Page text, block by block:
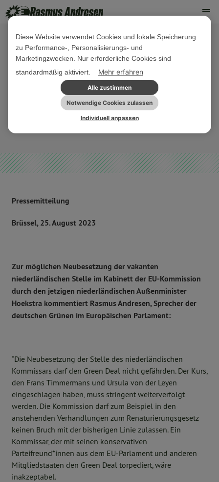
25. AUGUST 2023
Neuer niederländischer Kommissar:
Green Deal darf nicht gefährdet
werden!
Pressemitteilung
Brüssel, 25. August 2023
Zur möglichen Neubesetzung der vakanten
niederländischen Stelle im Kabinett der EU-Kommission
durch den jetzigen niederländischen Außenminister
Hoekstra kommentiert Rasmus Andresen, Sprecher der
deutschen Grünen im Europäischen Parlament:
“Die Neubesetzung der Stelle des niederländischen
Kommissars darf den Green Deal nicht gefährden. Der Kurs,
den Frans Timmermans und Ursula von der Leyen
eingeschlagen haben, muss stringent weiterverfolgt
werden. Die Kommission darf zum Beispiel in den
anstehenden Verhandlungen zum Renaturierungsgesetz
keinen Bruch mit der bisherigen Linie zulassen. Ein
Kommissar, der mit seinen konservativen
Parteifreund*innen aus dem EU-Parlament und anderen
Mitgliedstaaten den Green Deal torpediert, wäre
inakzeptabel.
Diese Website verwendet Cookies und lokale Speicherung
zu Performance-, Personalisierungs- und
Marketingzwecken. Nur erforderliche Cookies sind
standardmäßig aktiviert.
Mehr erfahren
Alle zustimmen
Notwendige Cookies zulassen
Individuell anpassen